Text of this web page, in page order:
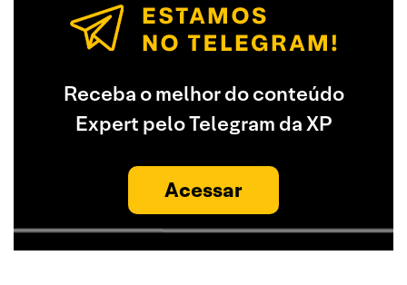
Receba o melhor do conteúdo
Expert pelo Telegram da XP
Acessar